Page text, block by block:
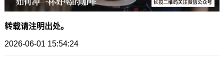
转载请注明出处。
2026-06-01 15:54:24